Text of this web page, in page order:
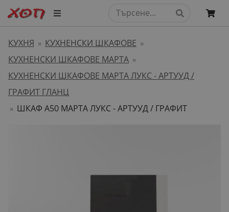
КУХНЯ » КУХНЕНСКИ ШКАФОВЕ »
КУХНЕНСКИ ШКАФОВЕ МАРТА »
КУХНЕНСКИ ШКАФОВЕ МАРТА ЛУКС - АРТУУД /
ГРАФИТ ГЛАНЦ
» ШКАФ А50 МАРТА ЛУКС - АРТУУД / ГРАФИТ